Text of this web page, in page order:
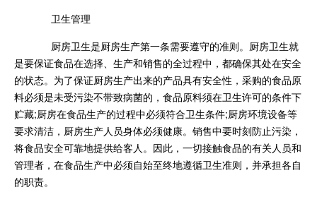
卫生管理
厨房卫生是厨房生产第一条需要遵守的准则。厨房卫生就
是要保证食品在选择、生产和销售的全过程中，都确保其处在安全
的状态。为了保证厨房生产出来的产品具有安全性，采购的食品原
料必须是未受污染不带致病菌的，食品原料须在卫生许可的条件下
贮藏;厨房在食品生产的过程中必须符合卫生条件;厨房环境设备等
要求清洁，厨房生产人员身体必须健康。销售中要时刻防止污染，
将食品安全可靠地提供给客人。因此，一切接触食品的有关人员和
管理者，在食品生产中必须自始至终地遵循卫生准则，并承担各自
的职责。